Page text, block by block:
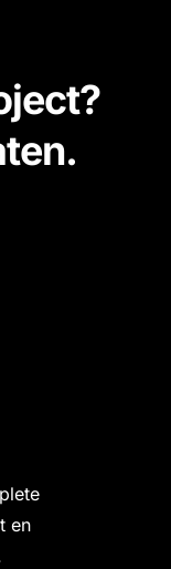
ject?
ten.
en